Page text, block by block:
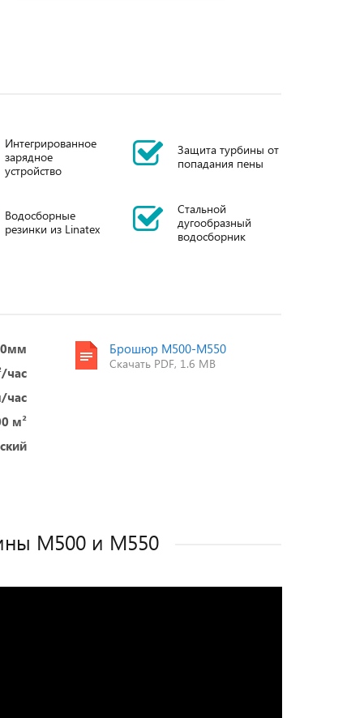
Интегрированное
зарядное
устройство
Защита турбины от
попадания пены
Водосборные
резинки из Linatex
Стальной
дугообразный
водосборник
час
час
м²
Брошюр M500-M550
Скачать PDF, 1.6 MB
M500 и M550